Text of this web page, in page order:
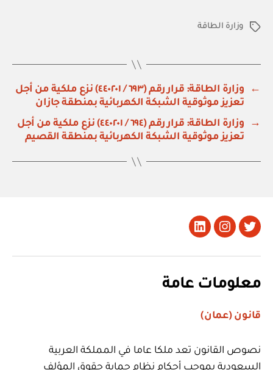
الوسوموزارة الطاقة
←
وزارة الطاقة: قرار رقم (٦٩٣ / ٤٤٠٢٠١) نزع ملكية من أجل
تعزيز موثوقية الشبكة الكهربائية بمنطقة جازان
→
وزارة الطاقة: قرار رقم (٦٩٤ / ٤٤٠٢٠١) نزع ملكية من أجل
تعزيز موثوقية الشبكة الكهربائية بمنطقة القصيم
تويتر Instagram
LinkedIn
معلومات عامة
قانون (عمان)
نصوص القانون تعد ملكا عاما في المملكة العربية
السعودية بموجب أحكام نظام حماية حقوق المؤلف